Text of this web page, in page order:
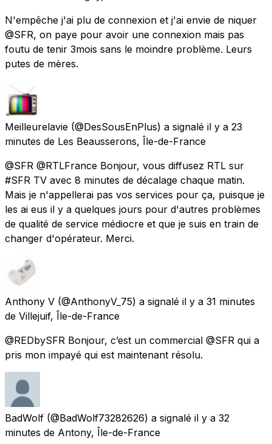
N'empêche j'ai plu de connexion et j'ai envie de niquer
@SFR, on paye pour avoir une connexion mais pas
foutu de tenir 3mois sans le moindre problème. Leurs
putes de mères.
Meilleurelavie (@DesSousEnPlus) a signalé il y a 23
minutes de Les Beausserons, Île-de-France
@SFR @RTLFrance Bonjour, vous diffusez RTL sur
#SFR TV avec 8 minutes de décalage chaque matin.
Mais je n'appellerai pas vos services pour ça, puisque je
les ai eus il y a quelques jours pour d'autres problèmes
de qualité de service médiocre et que je suis en train de
changer d'opérateur. Merci.
Anthony V (@AnthonyV_75) a signalé il y a 31 minutes
de Villejuif, Île-de-France
@REDbySFR Bonjour, c’est un commercial @SFR qui a
pris mon impayé qui est maintenant résolu.
BadWolf (@BadWolf73282626) a signalé il y a 32
minutes de Antony, Île-de-France